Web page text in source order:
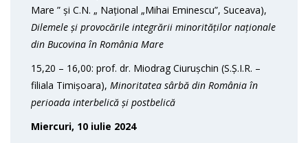
Mare ” și C.N. „ Național „Mihai Eminescu”, Suceava),
Dilemele și provocările integrării minorităților naționale
din Bucovina în România Mare
15,20 – 16,00: prof. dr. Miodrag Ciurușchin (S.Ș.I.R. –
filiala Timișoara), Minoritatea sârbă din România în
perioada interbelică și postbelică
Miercuri, 10 iulie 2024